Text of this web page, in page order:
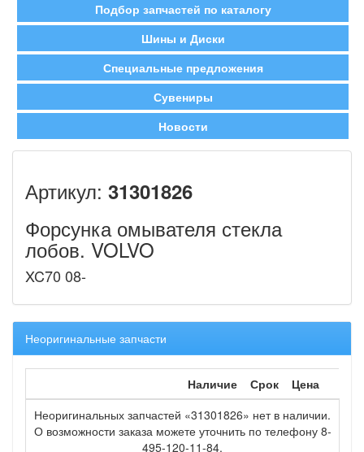
Подбор запчастей по каталогу
Шины и Диски
Специальные предложения
Сувениры
Новости
Артикул: 31301826
Форсунка омывателя стекла
лобов. VOLVO
XC70 08-
Неоригинальные запчасти
Наличие Срок
Цена
Неоригинальных запчастей «31301826» нет в наличии.
О возможности заказа можете уточнить по телефону 8-
495-120-11-84.